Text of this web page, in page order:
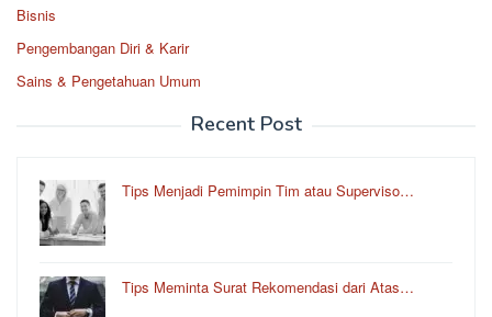
Bisnis
Pengembangan Diri & Karir
Sains & Pengetahuan Umum
Recent Post
Tips Menjadi Pemimpin Tim atau Superviso…
Tips Meminta Surat Rekomendasi dari Atas…